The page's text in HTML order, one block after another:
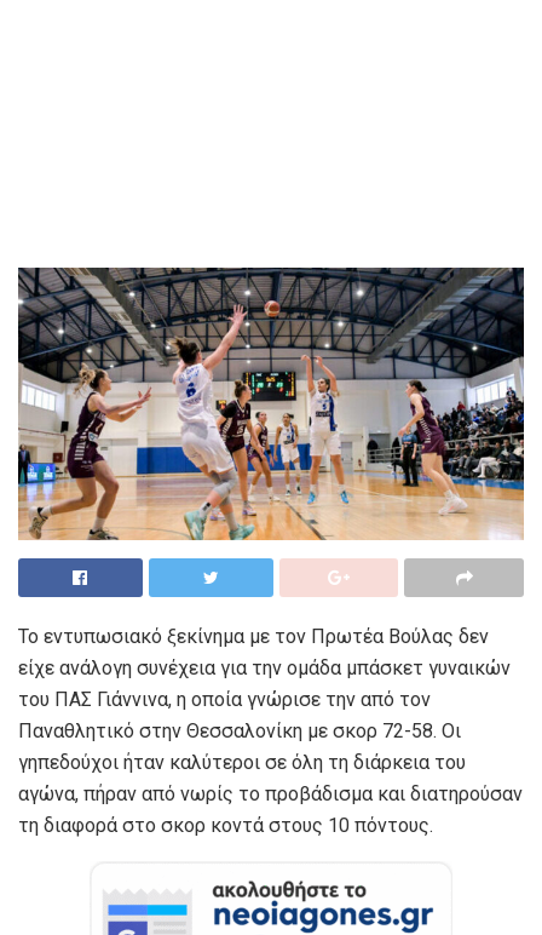
Το εντυπωσιακό ξεκίνημα με τον Πρωτέα Βούλας δεν
είχε ανάλογη συνέχεια για την ομάδα μπάσκετ γυναικών
του ΠΑΣ Γιάννινα, η οποία γνώρισε την από τον
Παναθλητικό στην Θεσσαλονίκη με σκορ 72-58. Οι
γηπεδούχοι ήταν καλύτεροι σε όλη τη διάρκεια του
αγώνα, πήραν από νωρίς το προβάδισμα και διατηρούσαν
τη διαφορά στο σκορ κοντά στους 10 πόντους.